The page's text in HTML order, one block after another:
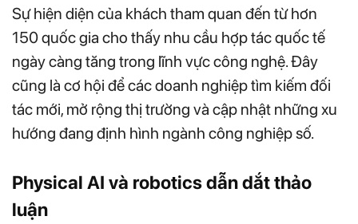
Sự hiện diện của khách tham quan đến từ hơn
150 quốc gia cho thấy nhu cầu hợp tác quốc tế
ngày càng tăng trong lĩnh vực công nghệ. Đây
cũng là cơ hội để các doanh nghiệp tìm kiếm đối
tác mới, mở rộng thị trường và cập nhật những xu
hướng đang định hình ngành công nghiệp số.
Physical AI và robotics dẫn dắt thảo
luận